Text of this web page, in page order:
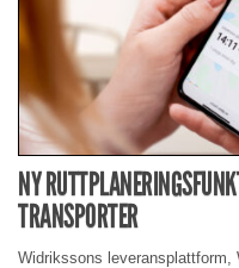
NY
TRANSPORTER
Widrikssons leveransplattform,